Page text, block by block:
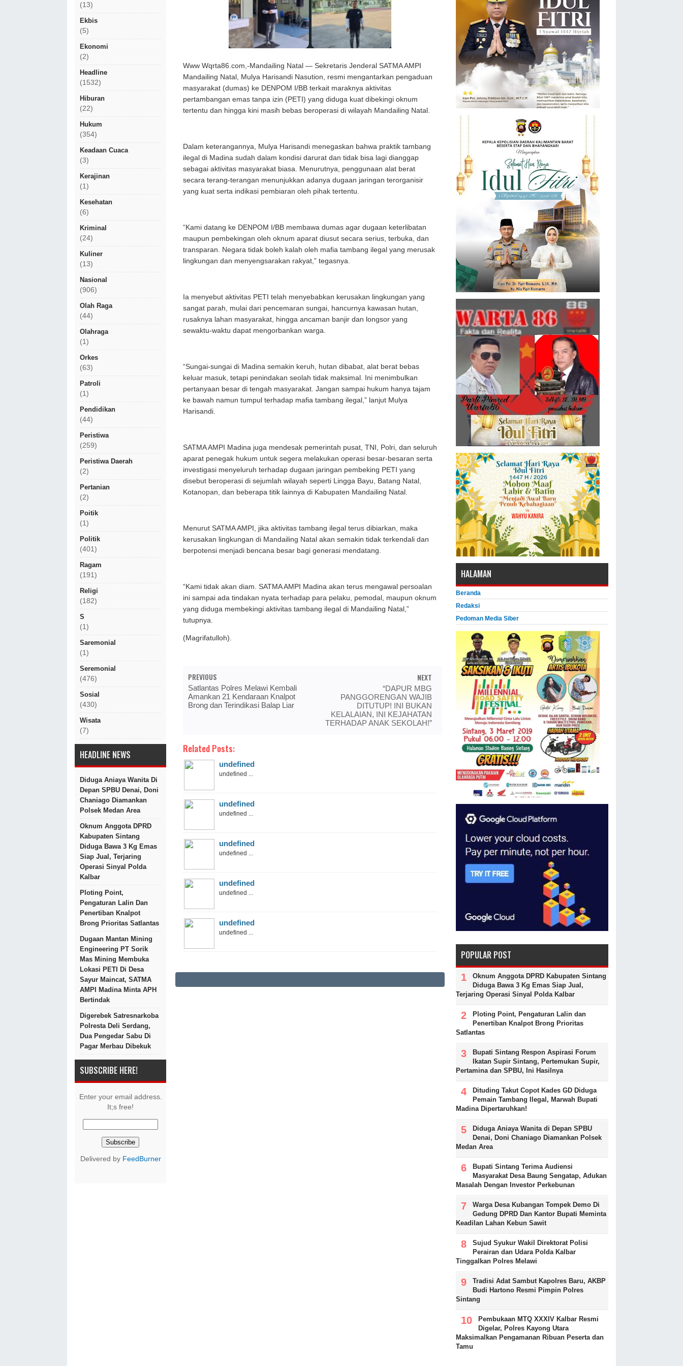
(13)
Ekbis
(5)
Ekonomi
(2)
Headline
(1532)
Hiburan
(22)
Hukum
(354)
Keadaan Cuaca
(3)
Kerajinan
(1)
Kesehatan
(6)
Kriminal
(24)
Kuliner
(13)
Nasional
(906)
Olah Raga
(44)
Olahraga
(1)
Orkes
(63)
Patroli
(1)
Pendidikan
(44)
Peristiwa
(259)
Peristiwa Daerah
(2)
Pertanian
(2)
Poitik
(1)
Politik
(401)
Ragam
(191)
Religi
(182)
S
(1)
Saremonial
(1)
Seremonial
(476)
Sosial
(430)
Wisata
(7)
HEADLINE NEWS
Diduga Aniaya Wanita Di
Depan SPBU Denai, Doni
Chaniago Diamankan
Polsek Medan Area
Oknum Anggota DPRD
Kabupaten Sintang
Diduga Bawa 3 Kg Emas
Siap Jual, Terjaring
Operasi Sinyal Polda
Kalbar
Ploting Point,
Pengaturan Lalin Dan
Penertiban Knalpot
Brong Prioritas Satlantas
Dugaan Mantan Mining
Engineering PT Sorik
Mas Mining Membuka
Lokasi PETI Di Desa
Sayur Maincat, SATMA
AMPI Madina Minta APH
Bertindak
Digerebek Satresnarkoba
Polresta Deli Serdang,
Dua Pengedar Sabu Di
Pagar Merbau Dibekuk
SUBSCRIBE HERE!
Enter your email address.
It;s free!
Delivered by FeedBurner
Www Wqrta86.com,-Mandailing Natal — Sekretaris Jenderal SATMA AMPI
Mandailing Natal, Mulya Harisandi Nasution, resmi mengantarkan pengaduan
masyarakat (dumas) ke DENPOM I/BB terkait maraknya aktivitas
pertambangan emas tanpa izin (PETI) yang diduga kuat dibekingi oknum
tertentu dan hingga kini masih bebas beroperasi di wilayah Mandailing Natal.
Dalam keterangannya, Mulya Harisandi menegaskan bahwa praktik tambang
ilegal di Madina sudah dalam kondisi darurat dan tidak bisa lagi dianggap
sebagai aktivitas masyarakat biasa. Menurutnya, penggunaan alat berat
secara terang-terangan menunjukkan adanya dugaan jaringan terorganisir
yang kuat serta indikasi pembiaran oleh pihak tertentu.
“Kami datang ke DENPOM I/BB membawa dumas agar dugaan keterlibatan
maupun pembekingan oleh oknum aparat diusut secara serius, terbuka, dan
transparan. Negara tidak boleh kalah oleh mafia tambang ilegal yang merusak
lingkungan dan menyengsarakan rakyat,” tegasnya.
Ia menyebut aktivitas PETI telah menyebabkan kerusakan lingkungan yang
sangat parah, mulai dari pencemaran sungai, hancurnya kawasan hutan,
rusaknya lahan masyarakat, hingga ancaman banjir dan longsor yang
sewaktu-waktu dapat mengorbankan warga.
“Sungai-sungai di Madina semakin keruh, hutan dibabat, alat berat bebas
keluar masuk, tetapi penindakan seolah tidak maksimal. Ini menimbulkan
pertanyaan besar di tengah masyarakat. Jangan sampai hukum hanya tajam
ke bawah namun tumpul terhadap mafia tambang ilegal,” lanjut Mulya
Harisandi.
SATMA AMPI Madina juga mendesak pemerintah pusat, TNI, Polri, dan seluruh
aparat penegak hukum untuk segera melakukan operasi besar-besaran serta
investigasi menyeluruh terhadap dugaan jaringan pembeking PETI yang
disebut beroperasi di sejumlah wilayah seperti Lingga Bayu, Batang Natal,
Kotanopan, dan beberapa titik lainnya di Kabupaten Mandailing Natal.
Menurut SATMA AMPI, jika aktivitas tambang ilegal terus dibiarkan, maka
kerusakan lingkungan di Mandailing Natal akan semakin tidak terkendali dan
berpotensi menjadi bencana besar bagi generasi mendatang.
“Kami tidak akan diam. SATMA AMPI Madina akan terus mengawal persoalan
ini sampai ada tindakan nyata terhadap para pelaku, pemodal, maupun oknum
yang diduga membekingi aktivitas tambang ilegal di Mandailing Natal,”
tutupnya.
(Magrifatulloh).
PREVIOUS
Satlantas Polres Melawi Kembali
Amankan 21 Kendaraan Knalpot
Brong dan Terindikasi Balap Liar
NEXT
“DAPUR MBG
PANGGORENGAN WAJIB
DITUTUP! INI BUKAN
KELALAIAN, INI KEJAHATAN
TERHADAP ANAK SEKOLAH!”
Related Posts:
undefined
undefined ...
undefined
undefined ...
undefined
undefined ...
undefined
undefined ...
undefined
undefined ...
HALAMAN
Beranda
Redaksi
Pedoman Media Siber
POPULAR POST
Oknum Anggota DPRD Kabupaten Sintang
Diduga Bawa 3 Kg Emas Siap Jual,
Terjaring Operasi Sinyal Polda Kalbar
Ploting Point, Pengaturan Lalin dan
Penertiban Knalpot Brong Prioritas
Satlantas
Bupati Sintang Respon Aspirasi Forum
Ikatan Supir Sintang, Pertemukan Supir,
Pertamina dan SPBU, Ini Hasilnya
Dituding Takut Copot Kades GD Diduga
Pemain Tambang Ilegal, Marwah Bupati
Madina Dipertaruhkan!
Diduga Aniaya Wanita di Depan SPBU
Denai, Doni Chaniago Diamankan Polsek
Medan Area
Bupati Sintang Terima Audiensi
Masyarakat Desa Baung Sengatap, Adukan
Masalah Dengan Investor Perkebunan
Warga Desa Kubangan Tompek Demo Di
Gedung DPRD Dan Kantor Bupati Meminta
Keadilan Lahan Kebun Sawit
Sujud Syukur Wakil Direktorat Polisi
Perairan dan Udara Polda Kalbar
Tinggalkan Polres Melawi
Tradisi Adat Sambut Kapolres Baru, AKBP
Budi Hartono Resmi Pimpin Polres
Sintang
Pembukaan MTQ XXXIV Kalbar Resmi
Digelar, Polres Kayong Utara
Maksimalkan Pengamanan Ribuan Peserta dan
Tamu